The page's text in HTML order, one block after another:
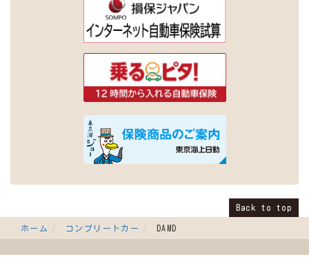
Back to top
ホーム コンプリートカー DAMD